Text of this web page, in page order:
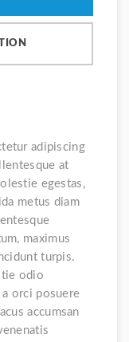
adipiscing
at
egestas,
metus diam
maximus
turpis.
odio
a orci posuere
accumsan